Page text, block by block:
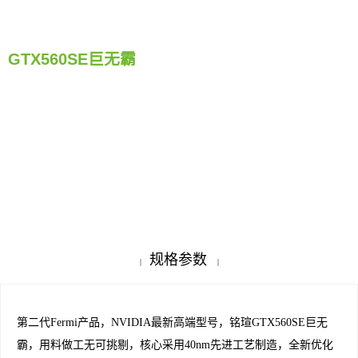
GTX560SE巨无霸
| 规格参数 |
第二代Fermi产品，NVIDIA最新高端型号，铭瑄GTX560SE巨无
霸，用料做工无可挑剔，核心采用40nm先进工艺制造，全新优化